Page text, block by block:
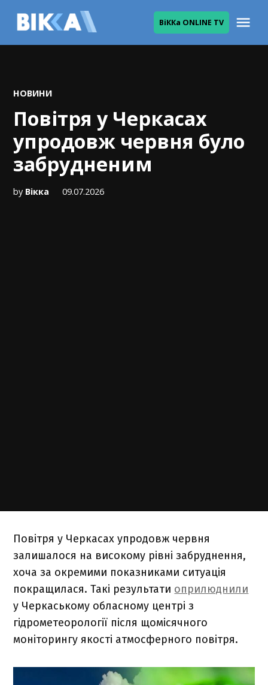
ВіККа ONLINE TV
POSTED
НОВИНИ
Повітря у Черкасах
упродовж червня було
забрудненим
by Вікка 09.07.2026
Повітря у Черкасах упродовж червня
залишалося на високому рівні забруднення,
хоча за окремими показниками ситуація
покращилася. Такі результати оприлюднили
у Черкаському обласному центрі з
гідрометеорології після щомісячного
моніторингу якості атмосферного повітря.